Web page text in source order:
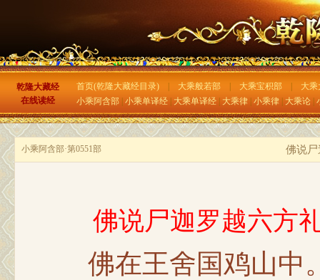
乾隆大藏经
在线读经
首页(乾隆大藏经目录) 大乘般若部 大乘宝积部
大乘
小乘阿含部 小乘单译经 大乘单译经 大乘律 小乘律 大乘论
小乘阿含部·第0551部 佛说
佛说尸迦罗越六方
佛在王舍国鸡山中